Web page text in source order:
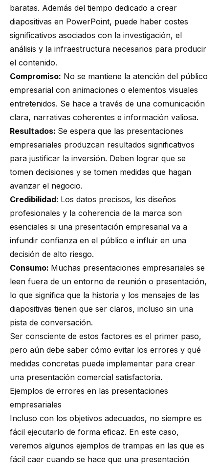
baratas. Además del tiempo dedicado a crear
diapositivas en PowerPoint, puede haber costes
significativos asociados con la investigación, el
análisis y la infraestructura necesarios para producir
el contenido.
Compromiso: No se mantiene la atención del público
empresarial con animaciones o elementos visuales
entretenidos. Se hace a través de una comunicación
clara, narrativas coherentes e información valiosa.
Resultados: Se espera que las presentaciones
empresariales produzcan resultados significativos
para justificar la inversión. Deben lograr que se
tomen decisiones y se tomen medidas que hagan
avanzar el negocio.
Credibilidad: Los datos precisos, los diseños
profesionales y la coherencia de la marca son
esenciales si una presentación empresarial va a
infundir confianza en el público e influir en una
decisión de alto riesgo.
Consumo: Muchas presentaciones empresariales se
leen fuera de un entorno de reunión o presentación,
lo que significa que la historia y los mensajes de las
diapositivas tienen que ser claros, incluso sin una
pista de conversación.
Ser consciente de estos factores es el primer paso,
pero aún debe saber cómo evitar los errores y qué
medidas concretas puede implementar para crear
una presentación comercial satisfactoria.
Ejemplos de errores en las presentaciones
empresariales
Incluso con los objetivos adecuados, no siempre es
fácil ejecutarlo de forma eficaz. En este caso,
veremos algunos ejemplos de trampas en las que es
fácil caer cuando se hace que una presentación